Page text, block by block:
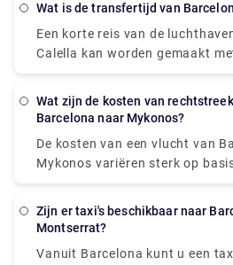
metropoolregio op basis van
van Barcelona.
Wat is de transfertijd van
Een korte reis van de
Calella kan worden gemaakt
opties: trein, bus of taxi
uur en 11 minuten en kost EUR
transfer ben je in 50 minuten
Calella, maar dat kost je
(of 52 kilometer naar het
Wat zijn de kosten van rechtstreekse vluchten van
Barcelona naar Mykonos?
De kosten van een vlucht van
Mykonos variëren sterk op
vakantie, seizoensinvloeden en
vanaf de luchthaven van
Zijn er taxi's beschikbaar naar Barcelona Tourist Guide
Montserrat?
Vanuit Barcelona kunt u een